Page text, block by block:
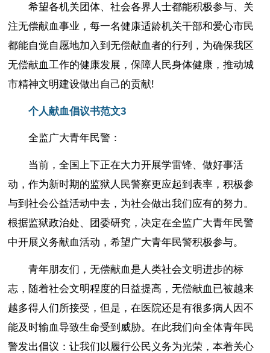
希望各机关团体、社会各界人士都能积极参与、关
注无偿献血事业，每一名健康适龄机关干部和爱心市民
都能自觉自愿地加入到无偿献血者的行列，为确保我区
无偿献血工作的健康发展，保障人民身体健康，推动城
市精神文明建设做出自己的贡献!
个人献血倡议书范文3
全监广大青年民警：
当前，全国上下正在大力开展学雷锋、做好事活
动，作为新时期的监狱人民警察更应起到表率，积极参
与到社会公益活动中去，为社会做出我们应有的努力。
根据监狱政治处、团委研究，决定在全监广大青年民警
中开展义务献血活动，希望广大青年民警积极参与。
青年朋友们，无偿献血是人类社会文明进步的标
志，随着社会文明程度的日益提高，无偿献血已被越来
越多得人们所接受，但是，在医院还是有很多病人因不
能及时输血导致生命受到威胁。在此我们向全体青年民
警发出倡议：让我们以履行公民义务为光荣，本着关心